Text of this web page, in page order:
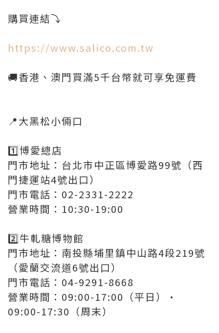
購買連結⤵️
https://www.salico.com.tw
🚚香港、澳門買滿5千台幣就可享免運費
📍大黑松小倆口
1️⃣博愛總店
門市地址：台北市中正區博愛路99號（西
門捷運站4號出口）
門市電話：02-2331-2222
營業時間：10:30-19:00
2️⃣牛軋糖博物館
門市地址：南投縣埔里鎮中山路4段219號
（愛蘭交流道6號出口）
門市電話：04-9291-8668
營業時間：09:00-17:00（平日）•
09:00-17:30（周末）